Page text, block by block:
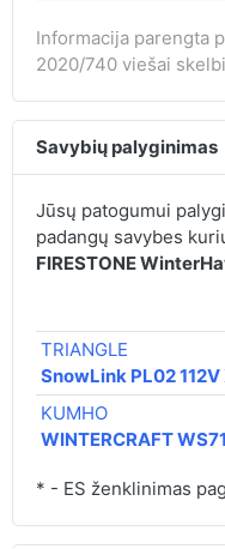
Informacija parengta
2020/740 viešai
Savybių palyginimas
Jūsų patogumui
padangų savybes
FIRESTONE
TRIANGLE
SnowLink PL02
KUMHO
WINTERCRAFT
* - ES ženklinimas